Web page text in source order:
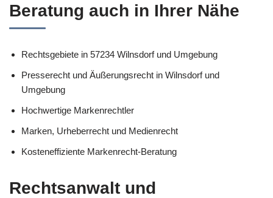
Beratung auch in Ihrer Nähe
Rechtsgebiete in 57234 Wilnsdorf und Umgebung
Presserecht und Äußerungsrecht in Wilnsdorf und
Umgebung
Hochwertige Markenrechtler
Marken, Urheberrecht und Medienrecht
Kosteneffiziente Markenrecht-Beratung
Rechtsanwalt und